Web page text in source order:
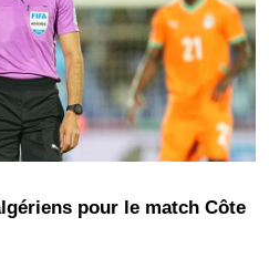
pour le match Côte